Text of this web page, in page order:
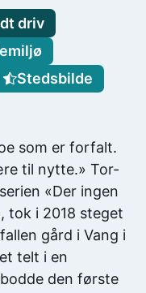
som er forfalt.
til nytte.» Tor-
«Der ingen
tok i 2018 steget
gård i Vang i
telt i en
den første
driv
Stedsbilde